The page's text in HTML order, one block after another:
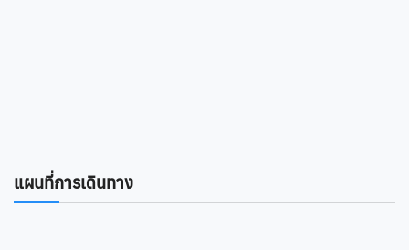
แผนที่การเดินทาง